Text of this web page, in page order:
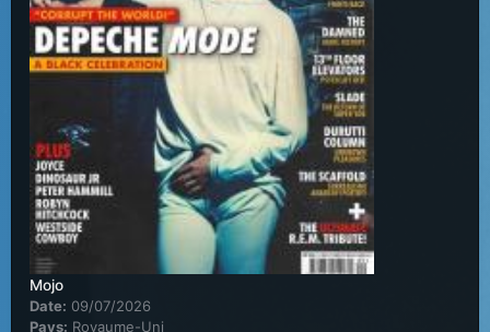
Mojo
Date: 09/07/2026
Pays: Royaume-Uni